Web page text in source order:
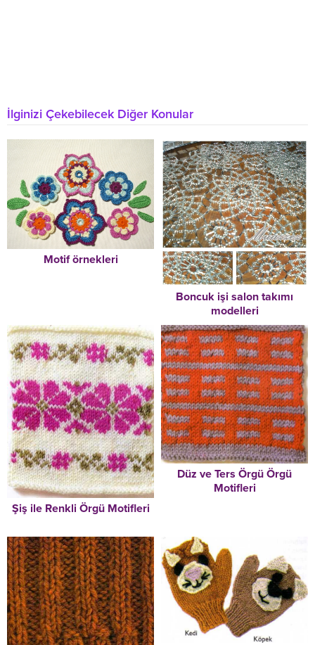
İlginizi Çekebilecek Diğer Konular
Motif örnekleri
Boncuk işi salon takımı
modelleri
Şiş ile Renkli Örgü Motifleri
Düz ve Ters Örgü Örgü
Motifleri